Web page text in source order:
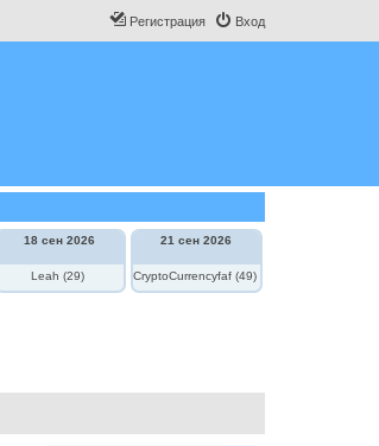
Вход
Регистрация
18 сен 2026
Leah (29)
21 сен 2026
CryptoCurrencyfaf (49)